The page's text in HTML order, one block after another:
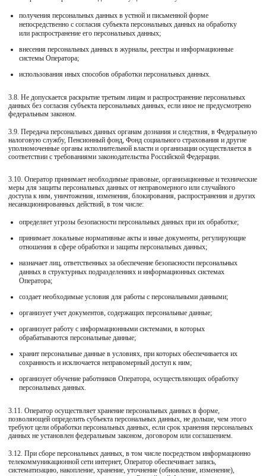
получения персональных данных в устной и письменной форме
непосредственно с согласия субъекта персональных данных на обработку
или распространение его персональных данных;
внесения персональных данных в журналы, реестры и информационные
системы Оператора;
использования иных способов обработки персональных данных.
3.8. Не допускается раскрытие третьим лицам и распространение персональных
данных без согласия субъекта персональных данных, если иное не предусмотрено
федеральным законом.
3.9. Передача персональных данных органам дознания и следствия, в Федеральную
налоговую службу, Пенсионный фонд, Фонд социального страхования и другие
уполномоченные органы исполнительной власти и организации осуществляется в
соответствии с требованиями законодательства Российской Федерации.
3.10. Оператор принимает необходимые правовые, организационные и технические
меры для защиты персональных данных от неправомерного или случайного
доступа к ним, уничтожения, изменения, блокирования, распространения и других
несанкционированных действий, в том числе:
определяет угрозы безопасности персональных данных при их обработке;
принимает локальные нормативные акты и иные документы, регулирующие
отношения в сфере обработки и защиты персональных данных;
назначает лиц, ответственных за обеспечение безопасности персональных
данных в структурных подразделениях и информационных системах
Оператора;
создает необходимые условия для работы с персональными данными;
организует учет документов, содержащих персональные данные;
организует работу с информационными системами, в которых
обрабатываются персональные данные;
хранит персональные данные в условиях, при которых обеспечивается их
сохранность и исключается неправомерный доступ к ним;
организует обучение работников Оператора, осуществляющих обработку
персональных данных.
3.11. Оператор осуществляет хранение персональных данных в форме,
позволяющей определить субъекта персональных данных, не дольше, чем этого
требуют цели обработки персональных данных, если срок хранения персональных
данных не установлен федеральным законом, договором или соглашением.
3.12. При сборе персональных данных, в том числе посредством информационно
телекоммуникационной сети интернет, Оператор обеспечивает запись,
систематизацию, накопление, хранение, уточнение (обновление, изменение),